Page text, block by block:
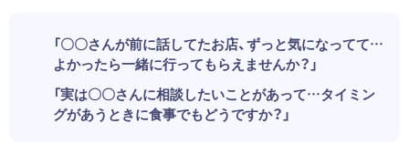
「〇〇さんが前に話してたお店、ずっと気になってて…
よかったら一緒に行ってもらえませんか？」
「実は〇〇さんに相談したいことがあって…タイミン
グがあうときに食事でもどうですか？」